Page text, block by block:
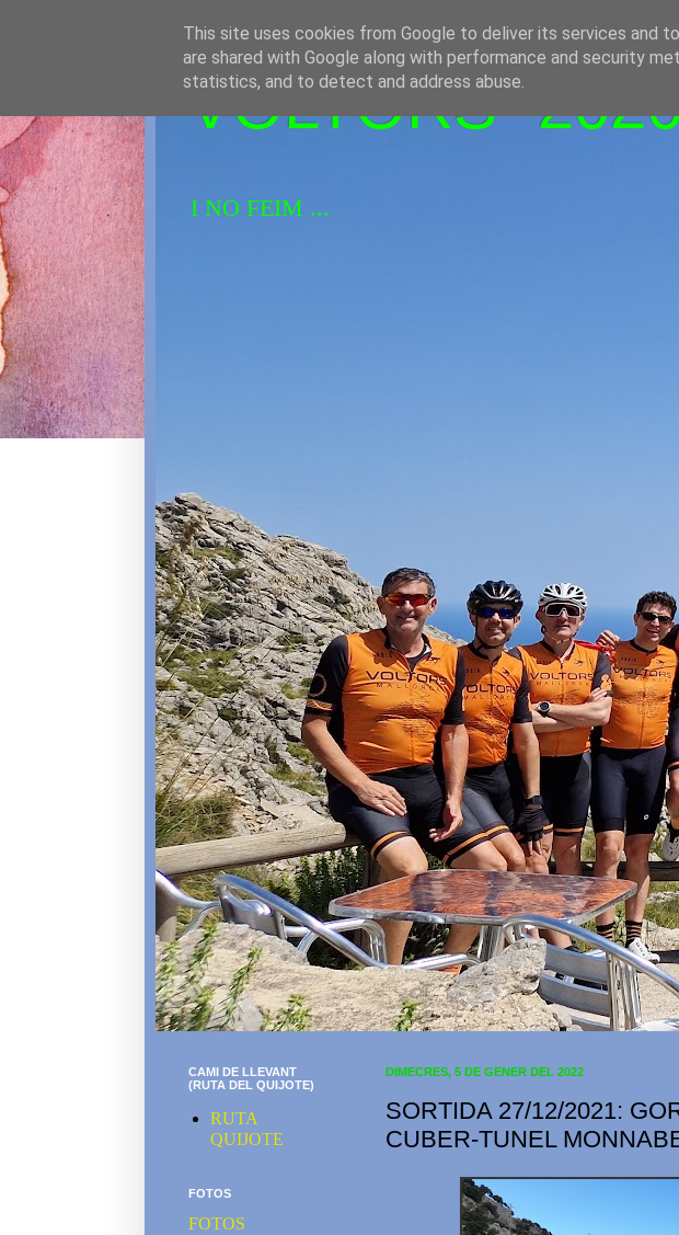
VOLTORS -
I NO FEIM ...
DIMECRES, 5 DE GENER DEL 2022
SORTIDA 27/12/2021:
CUBER-TUNEL
CAMI DE LLEVANT
(RUTA DEL QUIJOTE)
RUTA
QUIJOTE
FOTOS
FOTOS
This site uses cookies from Google to deliver its services and
are shared with Google along with performance and security
statistics, and to detect and address abuse.